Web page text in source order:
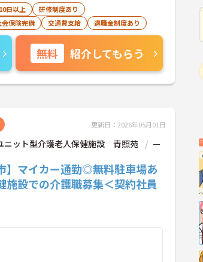
日以上
研修制度あり
会保険完備 交通費支給 退職金制度あり
無料 紹介してもらう
更新日：2026年05月01日
ニット型介護老人保健施設 青照苑
一
】マイカー通勤◎無料駐車場あ
施設での介護職募集＜契約社員